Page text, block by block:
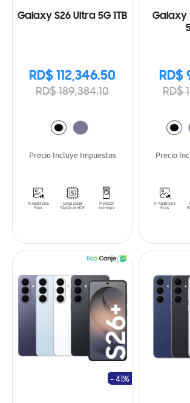
Galaxy S26 Ultra 5G 1TB
RD$ 112,346.50
RD$ 189,384.10
Precio Incluye Impuestos
Galaxy
RD$
RD$
Precio
- 41%